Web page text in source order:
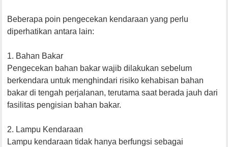
Beberapa poin pengecekan kendaraan yang perlu
diperhatikan antara lain:
1. Bahan Bakar
Pengecekan bahan bakar wajib dilakukan sebelum
berkendara untuk menghindari risiko kehabisan bahan
bakar di tengah perjalanan, terutama saat berada jauh dari
fasilitas pengisian bahan bakar.
2. Lampu Kendaraan
Lampu kendaraan tidak hanya berfungsi sebagai